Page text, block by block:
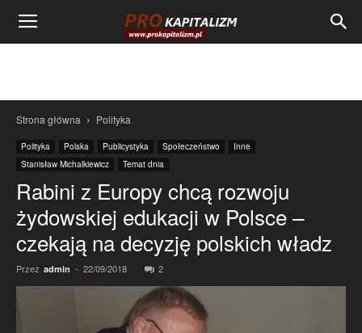
Strona główna Polityka
Polityka Polska Publicystyka Społeczeństwo
Inne
Stanisław Michalkiewicz
Temat dnia
Rabini z Europy chcą rozwoju
żydowskiej edukacji w Polsce –
czekają na decyzję polskich władz
Przez admin - 22/09/2018 2